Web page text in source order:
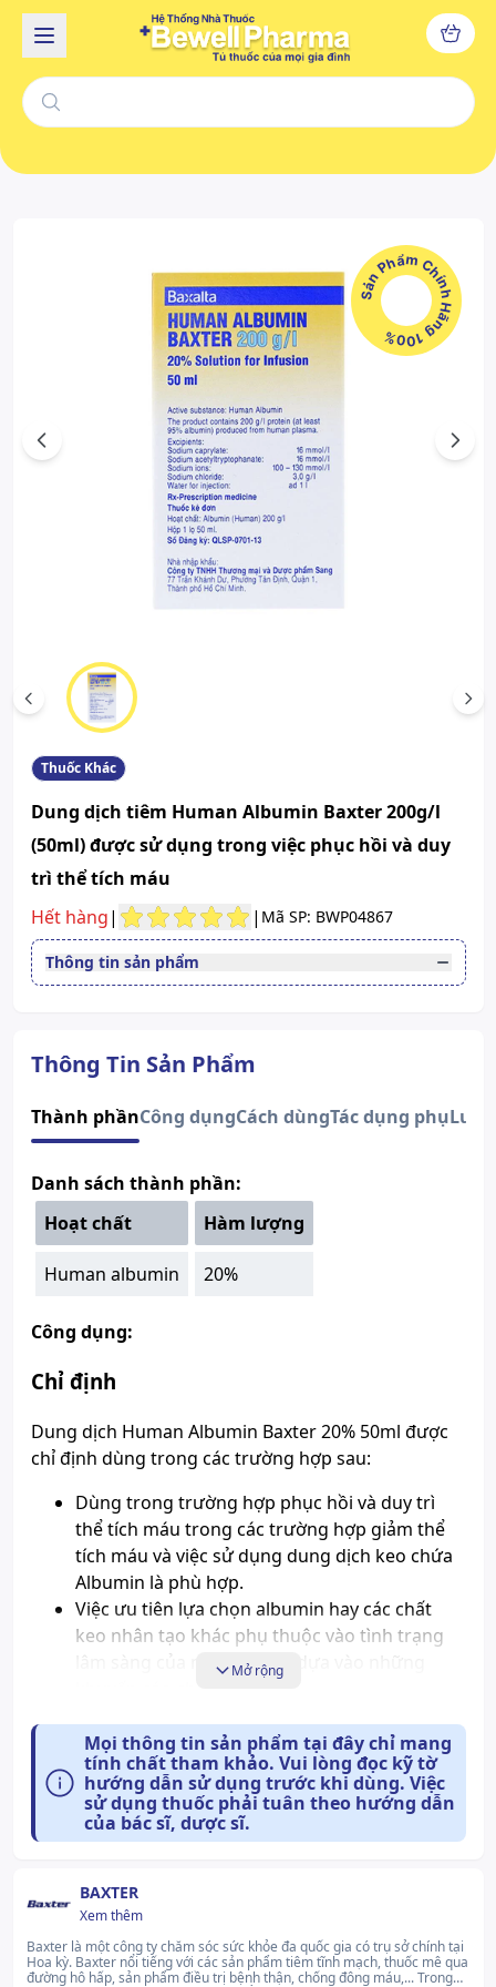
Sản Phẩm Chính Hãng 100%
Previous Next
Scroll left
Thuốc Khác
Dung dịch tiêm Human Albumin Baxter 200g/l
(50ml) được sử dụng trong việc phục hồi và duy
trì thể tích máu
Hết hàng| | Mã SP: BWP04867
Thông tin sản phẩm
Quy cách
Hộp x 50ml
Thành phần
Nhà sản xuất
BAXTER
Nước sản xuất
hiệu
Hoa Kỳ
Số đăng ký
900410177100
Hướng dẫn tra cứu số đăng ký thuốc được cấp phép
Thông Tin Sản Phẩm
Thành phầnCông dụngCách dùngTác dụng phụLưu
Danh sách thành phần:
Hoạt chất
Hàm lượng
Human albumin 20%
Công dụng:
Chỉ định
Dung dịch Human Albumin Baxter 20% 50ml được
chỉ định dùng trong các trường hợp sau:
Dùng trong trường hợp phục hồi và duy trì
thể tích máu trong các trường hợp giảm thể
tích máu và việc sử dụng dung dịch keo chứa
Albumin là phù hợp.
Việc ưu tiên lựa chọn albumin hay các chất
keo nhân tạo khác phụ thuộc vào tình trạng
lâm sàng của người bệnh, dựa vào những
Dược lực học
Albuminngười chiếm số lượng hơn một nửa lượng
protein trong huyết tương và khoảng 10% trong
các protein được tổng hợp tại gan.
50ml có tác dụng tăng áp suất keo tốt. Chức năng
sinh lý quan trọng nhất của albumin là góp phần
tạo áp suất keo trong máu và chức năng vận
chuyển của nó.
Mở rộng
Mọi thông tin sản phẩm tại đây chỉ mang
tính chất tham khảo. Vui lòng đọc kỹ tờ
hướng dẫn sử dụng trước khi dùng. Việc
sử dụng thuốc phải tuân theo hướng dẫn
của bác sĩ, dược sĩ.
BAXTER
Xem thêm
Baxter là một công ty chăm sóc sức khỏe đa quốc gia có trụ sở chính tại
Hoa kỳ. Baxter nổi tiếng với các sản phẩm tiêm tĩnh mạch, thuốc mê qua
đường hô hấp, sản phẩm điều trị bệnh thận, chống đông máu,... Trong